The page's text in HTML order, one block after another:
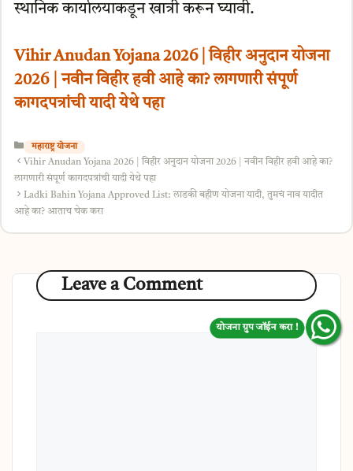
स्थानिक कार्यालयाकडून खात्री करून घ्यावी.
Vihir Anudan Yojana 2026 | विहीर अनुदान योजना
2026 | नवीन विहीर हवी आहे का? लागणारी संपूर्ण
कागदपत्रांची यादी येथे पहा
Categories
महाराष्ट्र योजना
Vihir Anudan Yojana 2026 | विहीर अनुदान योजना 2026 | नवीन विहीर हवी आहे का?
लागणारी संपूर्ण कागदपत्रांची यादी येथे पहा
Ladki Bahin Yojana Approved List: लाडकी बहीण योजना यादी, तुमचं नाव यादीत
आहे का? आताच चेक करा
Leave a Comment
योजना ग्रुप जॉईन करा !